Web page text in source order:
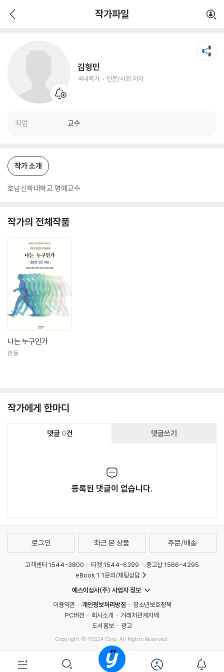
작가파일
김형민
국내작가 인문/사회 저자
직업 교수
인문/사회 저자
작가 소개
호남신학대학교 명예교수
작가의 전체작품
나는 누구인가
한들
작가에게 한마디
댓글 0건 댓글쓰기
등록된 댓글이 없습니다.
로그인 최근 본 상품 주문/배송
고객센터 1544-3800 티켓 1544-6399
중고샵 1566-4295
eBook 1:1문의/채팅상담
예스이십사(주) 사업자 정보
이용약관
개인정보처리방침
청소년보호정책
PC버전
회사소개
거래처관계자께
도서홍보
광고
Copyright © YES24 Corp. All Rights Reserved.